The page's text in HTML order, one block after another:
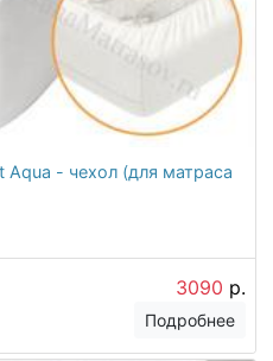
- чехол (для матраса
3090 р.
Подробнее